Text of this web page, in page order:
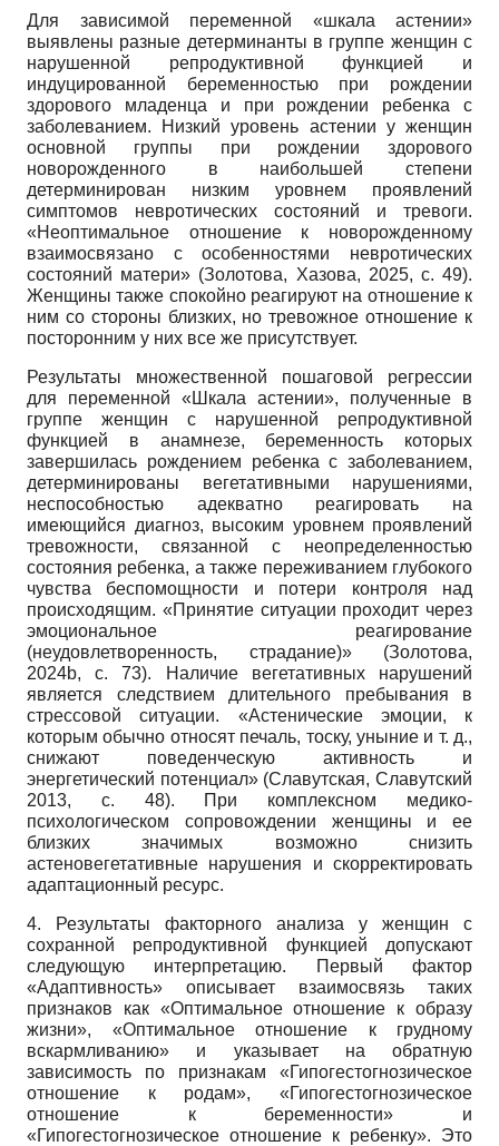
Для зависимой переменной «шкала астении»
выявлены разные детерминанты в группе женщин с
нарушенной репродуктивной функцией и
индуцированной беременностью при рождении
здорового младенца и при рождении ребенка с
заболеванием. Низкий уровень астении у женщин
основной группы при рождении здорового
новорожденного в наибольшей степени
детерминирован низким уровнем проявлений
симптомов невротических состояний и тревоги.
«Неоптимальное отношение к новорожденному
взаимосвязано с особенностями невротических
состояний матери» (Золотова, Хазова, 2025, с. 49).
Женщины также спокойно реагируют на отношение к
ним со стороны близких, но тревожное отношение к
посторонним у них все же присутствует.
Результаты множественной пошаговой регрессии
для переменной «Шкала астении», полученные в
группе женщин с нарушенной репродуктивной
функцией в анамнезе, беременность которых
завершилась рождением ребенка с заболеванием,
детерминированы вегетативными нарушениями,
неспособностью адекватно реагировать на
имеющийся диагноз, высоким уровнем проявлений
тревожности, связанной с неопределенностью
состояния ребенка, а также переживанием глубокого
чувства беспомощности и потери контроля над
происходящим. «Принятие ситуации проходит через
эмоциональное реагирование
(неудовлетворенность, страдание)» (Золотова,
2024b, с. 73). Наличие вегетативных нарушений
является следствием длительного пребывания в
стрессовой ситуации. «Астенические эмоции, к
которым обычно относят печаль, тоску, уныние и т. д.,
снижают поведенческую активность и
энергетический потенциал» (Славутская, Славутский
2013, с. 48). При комплексном медико-
психологическом сопровождении женщины и ее
близких значимых возможно снизить
астеновегетативные нарушения и скорректировать
адаптационный ресурс.
4. Результаты факторного анализа у женщин с
сохранной репродуктивной функцией допускают
следующую интерпретацию. Первый фактор
«Адаптивность» описывает взаимосвязь таких
признаков как «Оптимальное отношение к образу
жизни», «Оптимальное отношение к грудному
вскармливанию» и указывает на обратную
зависимость по признакам «Гипогестогнозическое
отношение к родам», «Гипогестогнозическое
отношение к беременности» и
«Гипогестогнозическое отношение к ребенку». Это